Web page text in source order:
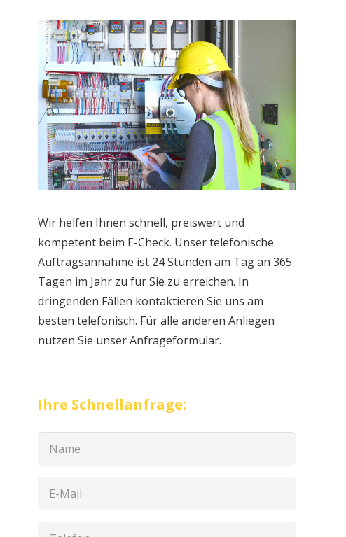
Wir helfen Ihnen schnell, preiswert und
kompetent beim E-Check. Unser telefonische
Auftragsannahme ist 24 Stunden am Tag an 365
Tagen im Jahr zu für Sie zu erreichen. In
dringenden Fällen kontaktieren Sie uns am
besten telefonisch. Für alle anderen Anliegen
nutzen Sie unser Anfrageformular.
Ihre Schnellanfrage: